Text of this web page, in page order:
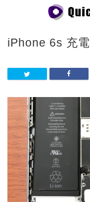
iPhone 6s 充